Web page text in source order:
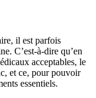
il est parfois
C’est-à-dire qu’en
acceptables, le
et ce, pour pouvoir
essentiels.